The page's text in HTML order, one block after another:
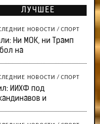
ЛУЧШЕЕ
НОВОСТИ / СПОРТ
Ни МОК, ни Трамп
на
НОВОСТИ / СПОРТ
ИИХФ под
и